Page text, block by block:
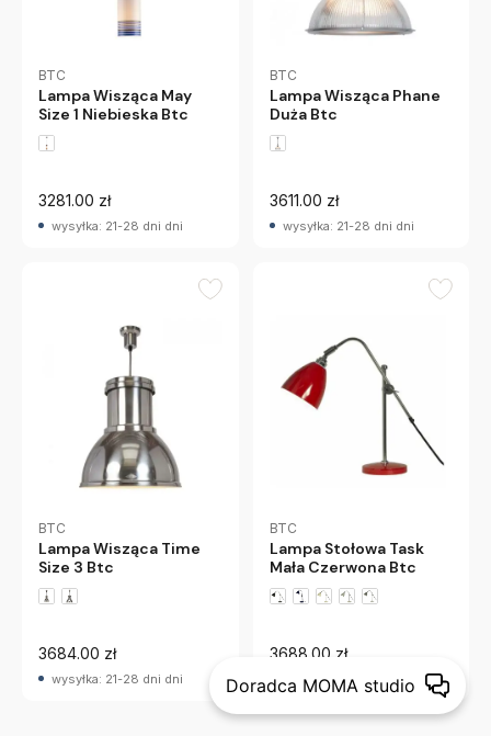
BTC
Lampa Wisząca May
Size 1 Niebieska Btc
3281.00 zł
wysyłka: 21-28 dni dni
BTC
Lampa Wisząca Phane
Duża Btc
3611.00 zł
wysyłka: 21-28 dni dni
BTC
Lampa Wisząca Time
Size 3 Btc
3684.00 zł
wysyłka: 21-28 dni dni
BTC
Lampa Stołowa Task
Mała Czerwona Btc
3688.00 zł
wysyłka: 21-28 dni dni
Doradca MOMA studio